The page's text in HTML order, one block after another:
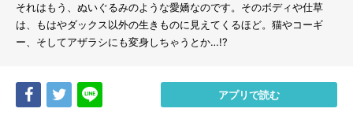
それはもう、ぬいぐるみのような愛嬌なのです。そのボディや仕草
は、もはやダックス以外の生きものに見えてくるほど。猫やコーギ
ー、そしてアザラシにも変身しちゃうとか…!?
Share Tweet アプリで読む